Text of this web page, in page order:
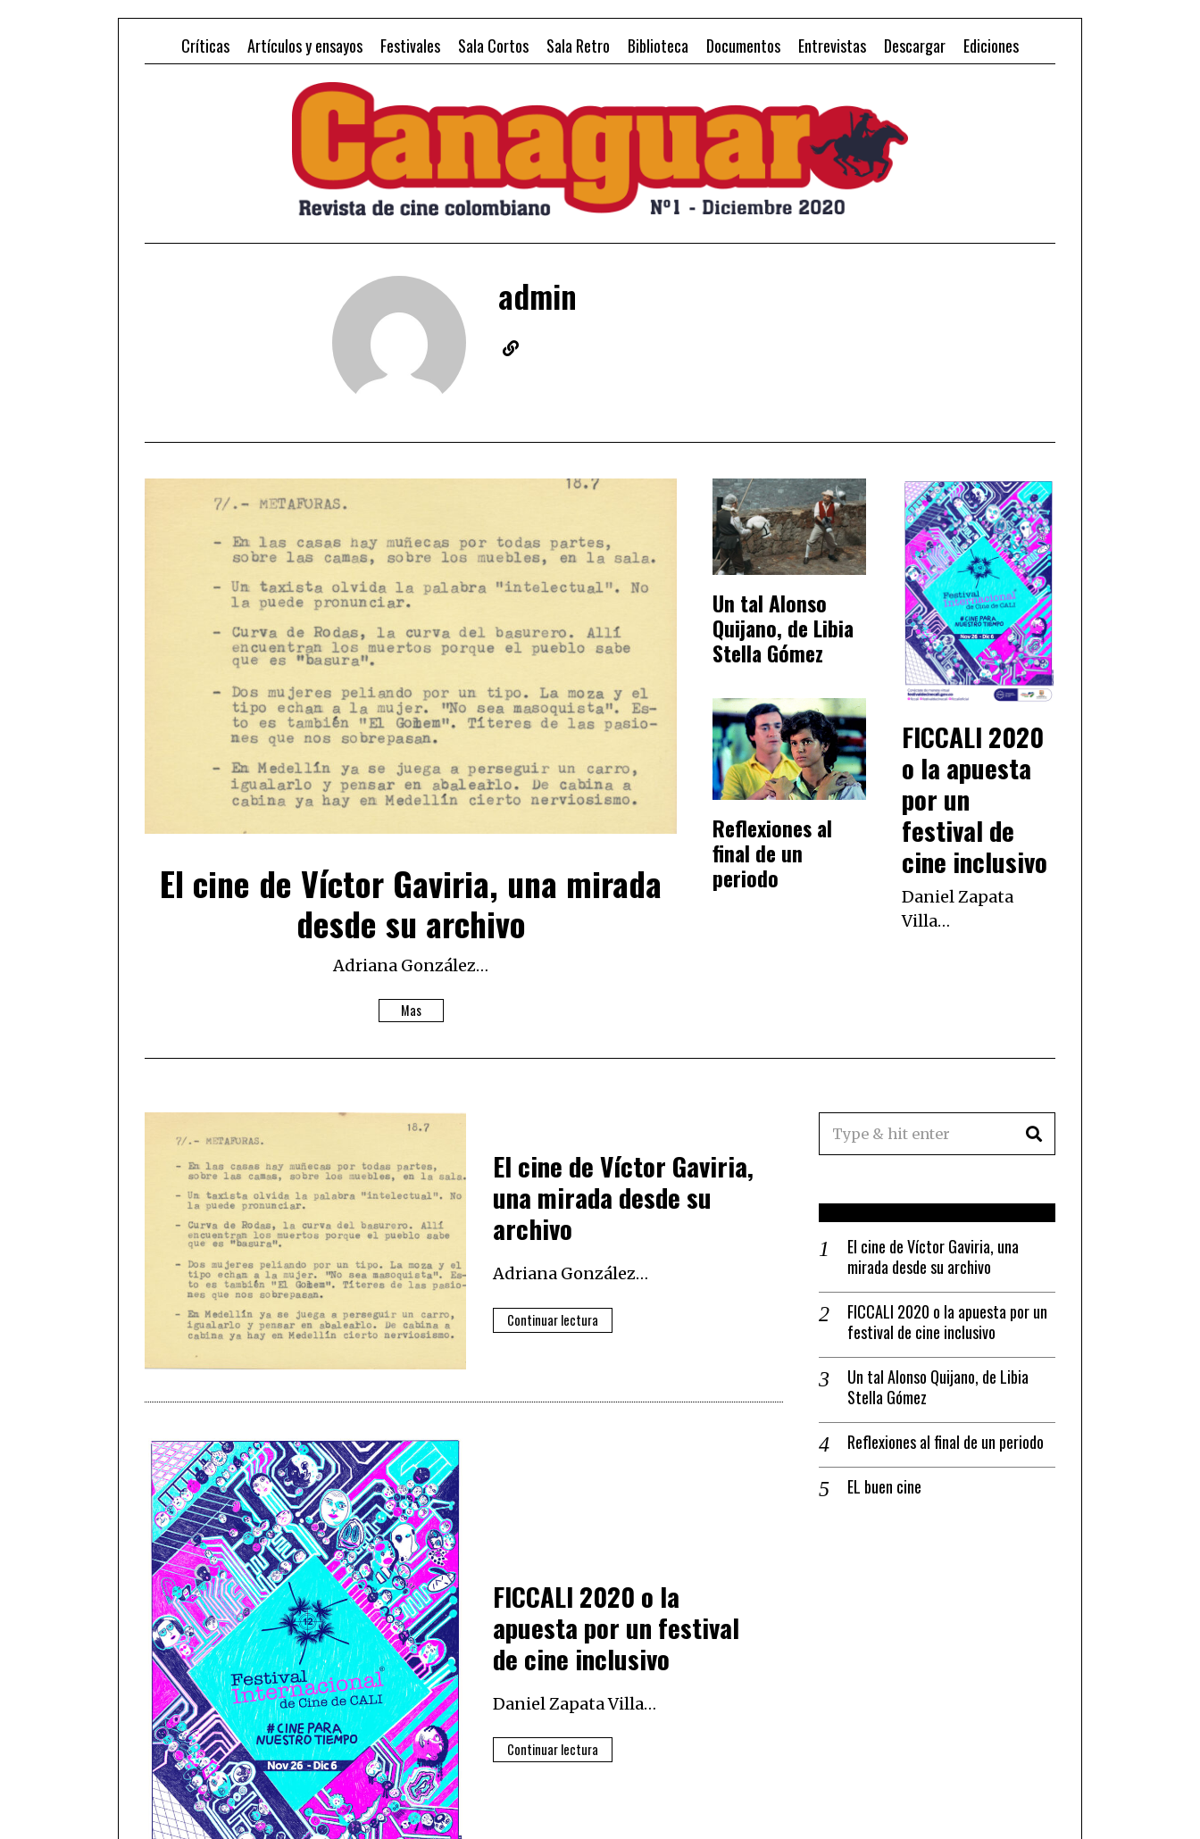
Críticas Artículos y ensayos Festivales Sala Cortos Sala Retro Biblioteca Documentos Entrevistas Descargar Ediciones
admin
El cine de Víctor Gaviria, una mirada
desde su archivo
Adriana González…
Mas
FICCALI 2020
o la apuesta
por un
festival de
cine inclusivo
Daniel Zapata
Villa…
Un tal Alonso
Quijano, de Libia
Stella Gómez
Reflexiones al
final de un
periodo
El cine de Víctor Gaviria,
una mirada desde su
archivo
Adriana González…
Continuar lectura
FICCALI 2020 o la
apuesta por un festival
de cine inclusivo
Daniel Zapata Villa…
Continuar lectura
El cine de Víctor Gaviria, una
mirada desde su archivo
FICCALI 2020 o la apuesta por un
festival de cine inclusivo
Un tal Alonso Quijano, de Libia
Stella Gómez
Reflexiones al final de un periodo
EL buen cine